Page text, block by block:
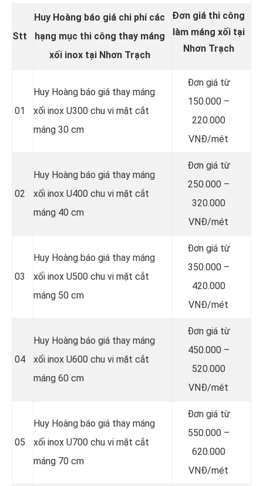
Stt
Huy Hoàng báo giá chi phí các
hạng mục thi công thaymáng
xối inoxtại Nhơn Trạch
Đơn giá thi công
làm máng xối tại
Nhơn Trạch
01
Huy Hoàng báo giá thay máng
xối inox U300 chu vi mặt cắt
máng 30 cm
Đơn giá từ
150.000 –
220.000
VNĐ/mét
02
Huy Hoàng báo giá thay máng
xối inox U400 chu vi mặt cắt
máng 40 cm
Đơn giá từ
250.000 –
320.000
VNĐ/mét
03
Huy Hoàng báo giá thay máng
xối inox U500 chu vi mặt cắt
máng 50 cm
Đơn giá từ
350.000 –
420.000
VNĐ/mét
04
Huy Hoàng báo giá thay máng
xối inox U600 chu vi mặt cắt
máng 60 cm
Đơn giá từ
450.000 –
520.000
VNĐ/mét
05
Huy Hoàng báo giá thay máng
xối inox U700 chu vi mặt cắt
máng 70 cm
Đơn giá từ
550.000 –
620.000
VNĐ/mét